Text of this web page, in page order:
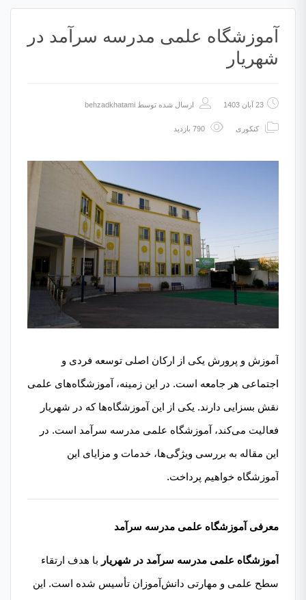
آموزشگاه علمی مدرسه سرآمد در
شهریار
23 آبان 1403 ارسال شده توسط behzadkhatami
کنکوری
آموزش و پرورش یکی از ارکان اصلی توسعه فردی و
اجتماعی هر جامعه است. در این زمینه، آموزشگاه‌های علمی
نقش بسزایی دارند. یکی از این آموزشگاه‌ها که در شهریار
فعالیت می‌کند، آموزشگاه علمی مدرسه سرآمد است. در
این مقاله به بررسی ویژگی‌ها، خدمات و مزایای این
آموزشگاه خواهیم پرداخت.
معرفی آموزشگاه علمی مدرسه سرآمد
آموزشگاه علمی مدرسه سرآمد در شهریار با هدف ارتقاء
سطح علمی و مهارتی دانش‌آموزان تأسیس شده است. این